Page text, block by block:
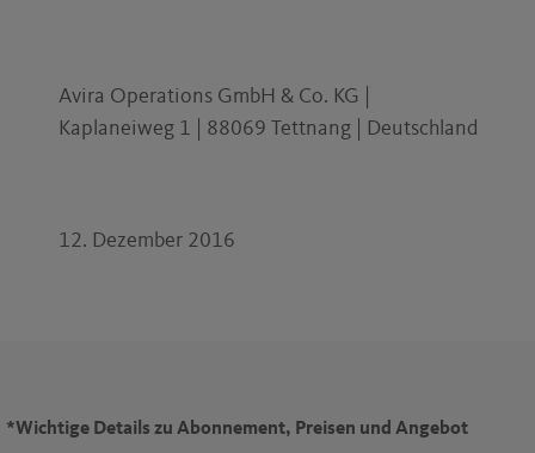
Avira Operations GmbH & Co. KG |
Kaplaneiweg 1 | 88069 Tettnang | Deutschland
12. Dezember 2016
*Wichtige Details zu Abonnement, Preisen und Angebot